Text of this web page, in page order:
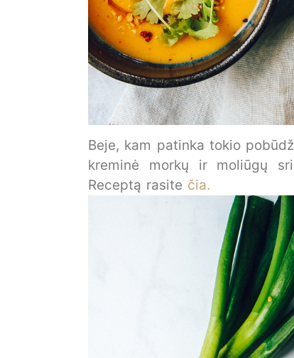
Beje, kam patinka tokio
kreminė morkų ir moliūgų
Receptą rasite čia.